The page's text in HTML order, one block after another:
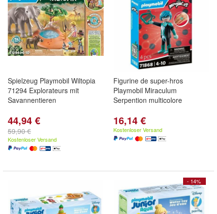
Spielzeug Playmobil Wiltopia
71294 Explorateurs mit
Savannentieren
44,94 €
59,90 €
Kostenloser Versand
Figurine de super-hros
Playmobil Miraculum
Serpention multicolore
16,14 €
Kostenloser Versand
- 14%